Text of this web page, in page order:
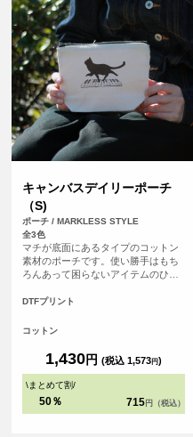
キャンバスデイリーポーチ
（S)
ポーチ / MARKLESS STYLE
全3色
マチが底面にあるタイプのコットン
素材のポーチです。使い勝手はもち
ろんあって困らないアイテムのひと
DTFプリント
コットン
1,430円 (税込 1,573円)
\まとめて割/
50％ 715 円（税込）